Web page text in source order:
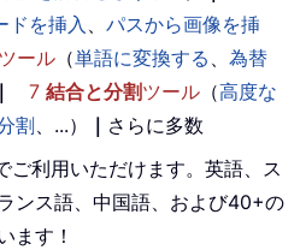
ドを挿入 、 パスから画像を挿
ツール （単語に変換する 、 為替
｜ 7 結合と分割ツール （高度な
割、...） ｜ さらに多数
ご利用いただけます。英語、ス
ンス語、中国語、および40+の
ます！